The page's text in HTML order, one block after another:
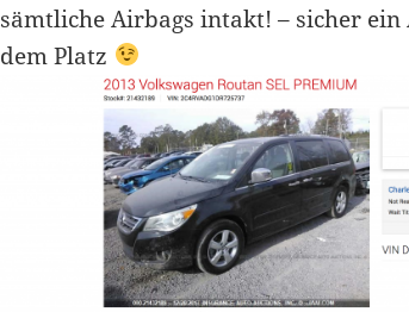
sämtliche Airbags intakt! – sicher
dem Platz